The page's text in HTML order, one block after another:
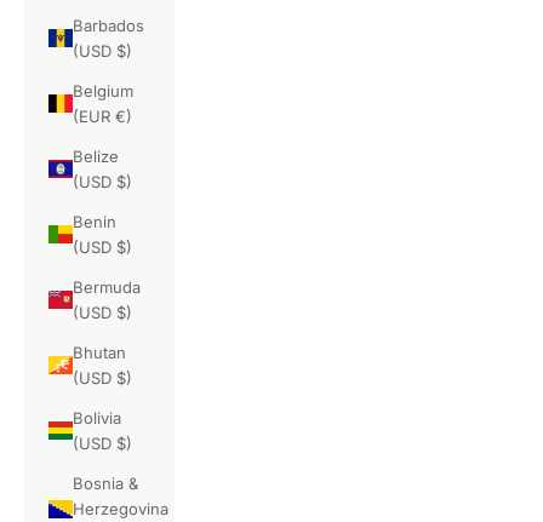
Barbados
(USD $)
Belgium
(EUR €)
Belize
(USD $)
Benin
(USD $)
Bermuda
(USD $)
Bhutan
(USD $)
Bolivia
(USD $)
Bosnia &
Herzegovina